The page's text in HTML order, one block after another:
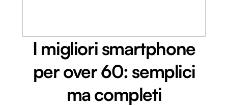
I migliori smartphone
per over 60: semplici
ma completi